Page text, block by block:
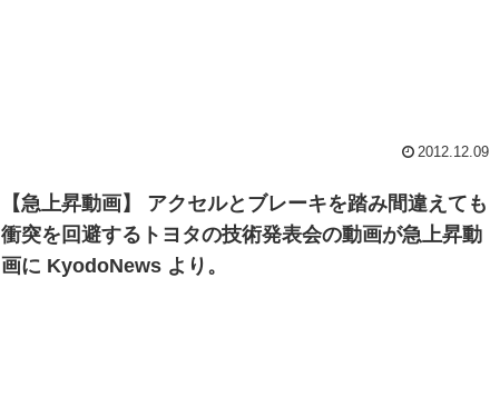
2012.12.09
【急上昇動画】 アクセルとブレーキを踏み間違えても
衝突を回避するトヨタの技術発表会の動画が急上昇動
画に KyodoNews より。